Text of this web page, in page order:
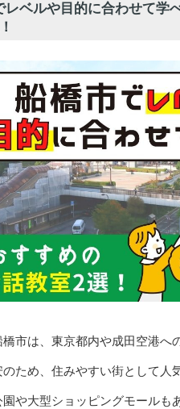
レベルや目的に合わせて学
市は、東京都内や成田空港へ
ため、住みやすい街として人
園や大型ショッピングモールも